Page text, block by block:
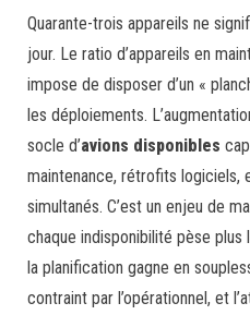
Quarante-trois appareils ne
jour. Le ratio d’appareils en
impose de disposer d’un «
les déploiements.
socle d’avions disponibles
maintenance, rétrofits logiciels,
simultanés. C’est un enjeu de
chaque indisponibilité pèse plus
la planification gagne en
contraint par l’opérationnel, et